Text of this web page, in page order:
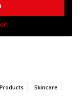
Skincare